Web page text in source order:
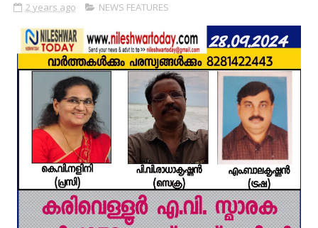
2 years ago NEWS FEATURES